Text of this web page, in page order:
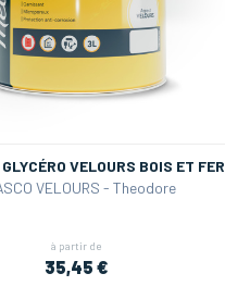
VELOURS BOIS ET FER
VELOURS - Theodore
à partir de
35,45 €